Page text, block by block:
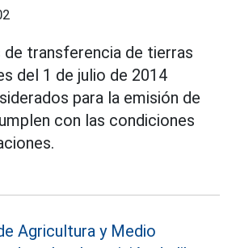
transferencia de tierras
del 1 de julio de 2014
para la emisión de
con las condiciones